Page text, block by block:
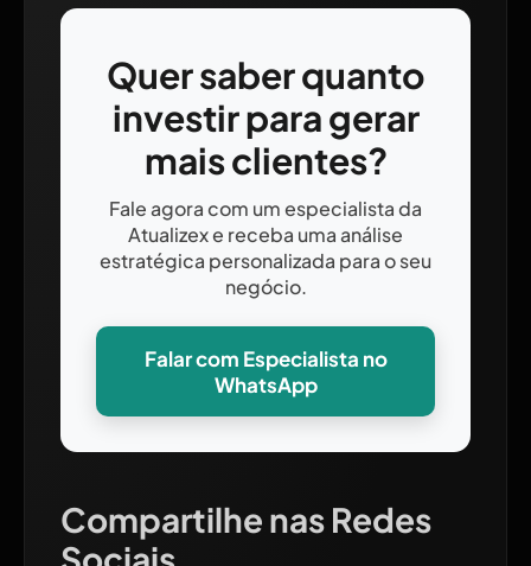
Quer saber quanto
investir para gerar
mais clientes?
Fale agora com um especialista da
Atualizex e receba uma análise
estratégica personalizada para o seu
negócio.
Falar com Especialista no
WhatsApp
Compartilhe nas Redes